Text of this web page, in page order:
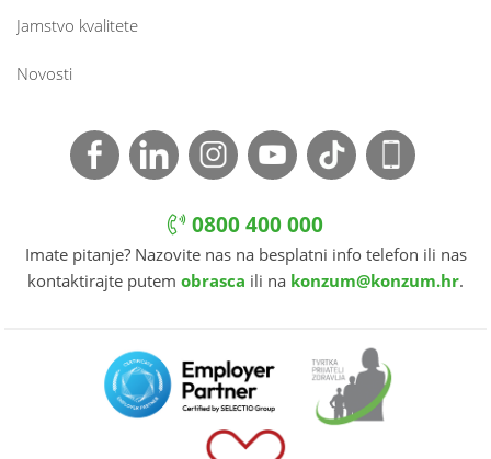
Jamstvo kvalitete
Novosti
0800 400 000
Imate pitanje? Nazovite nas na besplatni info telefon ili nas
kontaktirajte putem obrasca ili na konzum@konzum.hr.